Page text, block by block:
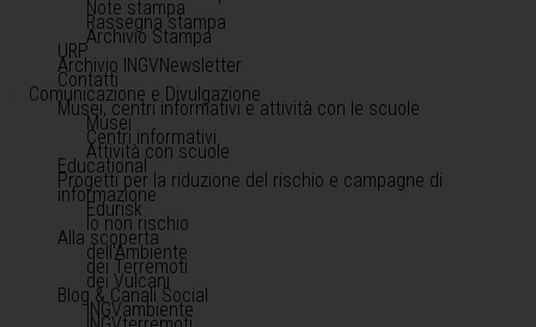
Note stampa
Rassegna stampa
Archivio Stampa
URP
Archivio INGVNewsletter
Contatti
Comunicazione e Divulgazione
Musei, centri informativi e attività con le scuole
Musei
Centri informativi
Attività con scuole
Educational
Progetti per la riduzione del rischio e campagne di
informazione
Edurisk
Io non rischio
Alla scoperta
dell'Ambiente
dei Terremoti
dei Vulcani
Blog & Canali Social
INGVambiente